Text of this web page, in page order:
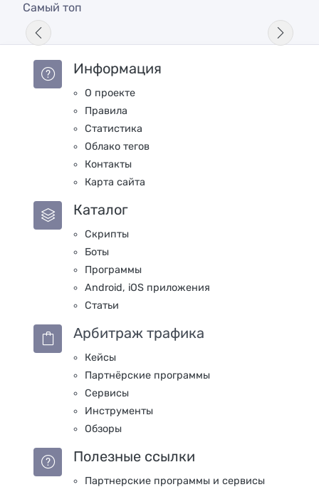
Самый топ
Информация
О проекте
Правила
Статистика
Облако тегов
Контакты
Карта сайта
Каталог
Скрипты
Боты
Программы
Android, iOS приложения
Статьи
Арбитраж трафика
Кейсы
Партнёрские программы
Сервисы
Инструменты
Обзоры
Полезные ссылки
Партнерские программы и сервисы